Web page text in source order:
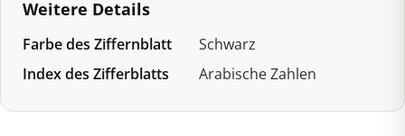
Weitere Details
Farbe des Ziffernblatt
Schwarz
Index des Zifferblatts
Arabische Zahlen